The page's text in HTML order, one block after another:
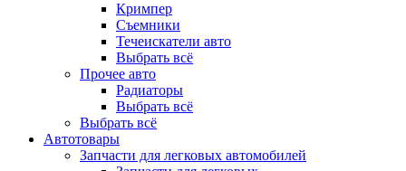
Кримпер
Съемники
Течеискатели авто
Выбрать всё
Прочее авто
Радиаторы
Выбрать всё
Выбрать всё
Автотовары
Запчасти для легковых автомобилей